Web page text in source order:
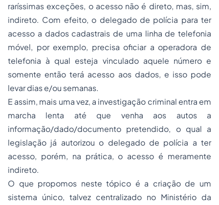
raríssimas exceções, o acesso não é direto, mas, sim,
indireto. Com efeito, o delegado de polícia para ter
acesso a dados cadastrais de uma linha de telefonia
móvel, por exemplo, precisa oficiar a operadora de
telefonia à qual esteja vinculado aquele número e
somente então terá acesso aos dados, e isso pode
levar dias e/ou semanas.
E assim, mais uma vez, a investigação criminal entra em
marcha lenta até que venha aos autos a
informação/dado/documento pretendido, o qual a
legislação já autorizou o delegado de polícia a ter
acesso, porém, na prática, o acesso é meramente
indireto.
O que propomos neste tópico é a criação de um
sistema único, talvez centralizado no Ministério da